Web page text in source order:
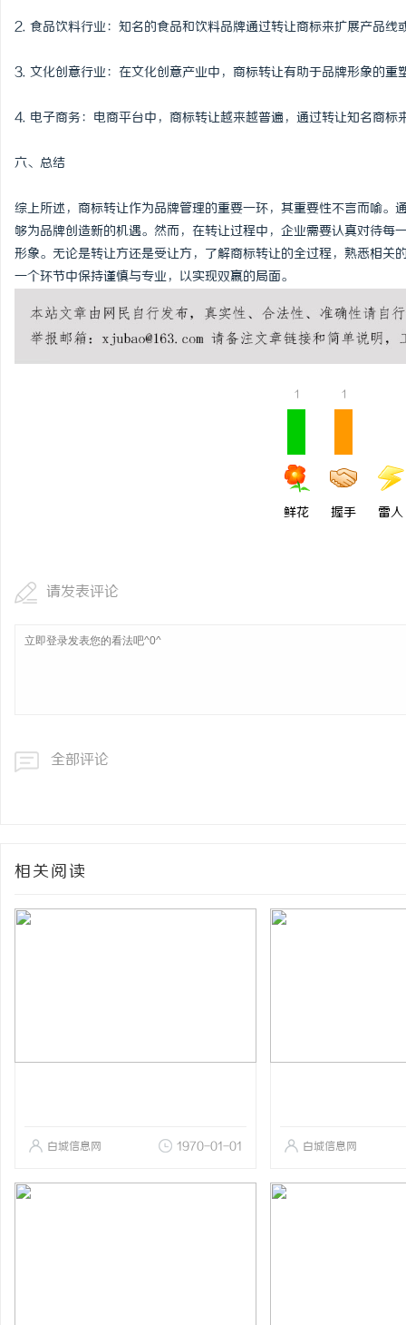
2. 食品饮料行业：知名的食品和饮料品牌通过转让商标来扩展产品线
3. 文化创意行业：在文化创意产业中，商标转让有助于品牌形象的重
4. 电子商务：电商平台中，商标转让越来越普遍，通过转让知名商标
六、总结
综上所述，商标转让作为品牌管理的重要一环，其重要性不言而喻
够为品牌创造新的机遇。然而，在转让过程中，企业需要认真对待
形象。无论是转让方还是受让方，了解商标转让的全过程，熟悉相
一个环节中保持谨慎与专业，以实现双赢的局面。
1
鲜花
1
握手 雷人
请发表评论
全部评论
相关阅读
白城信息网 1970-01-01 白城信息网